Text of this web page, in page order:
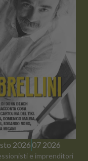
2026 07 2026
e imprenditori